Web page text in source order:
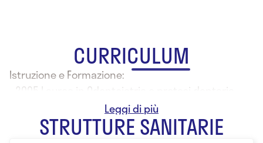
CURRICULUM
Istruzione e Formazione:
- 2005 Laurea in Odontoiatria e protesi dentaria
presso l'Università degli Studi di Trieste
STRUTTURE SANITARIE